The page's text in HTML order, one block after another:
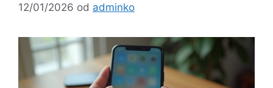
12/01/2026 od adminko